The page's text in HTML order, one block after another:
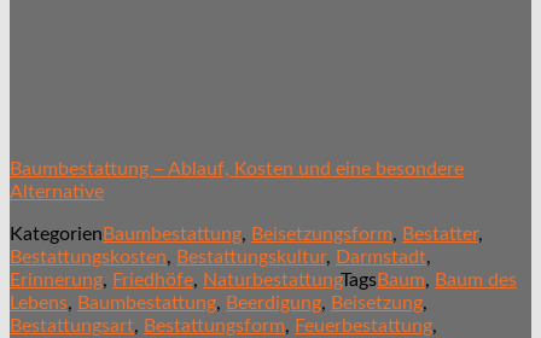
Baumbestattung – Ablauf, Kosten und eine besondere
Alternative
Kategorien Baumbestattung, Beisetzungsform, Bestatter,
Bestattungskosten, Bestattungskultur, Darmstadt,
Erinnerung, Friedhöfe, NaturbestattungTagsBaum, Baum des
Lebens, Baumbestattung, Beerdigung, Beisetzung,
Bestattungsart, Bestattungsform, Feuerbestattung,